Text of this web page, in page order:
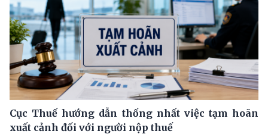
Cục Thuế hướng dẫn thống nhất việc tạm hoãn
xuất cảnh đối với người nộp thuế